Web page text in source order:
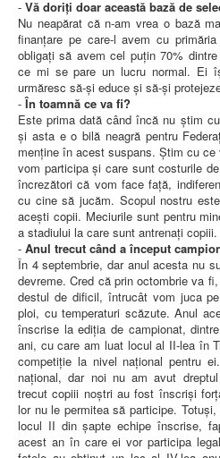
- Vă doriți doar această bază de
Nu neapărat că n-am vrea o bază
finanțare pe care-l avem cu
obligați să avem cel puțin 70%
ce mi se pare un lucru normal. Ei
urmăresc să-și educe și să-și
-În toamnă ce va fi?
Este prima dată când încă nu știm
și asta e o bilă neagră pentru
menține în acest suspans. Știm cu
vom participa și care sunt costurile
încrezători că vom face față,
cu cine să jucăm. Scopul nostru
acești copii. Meciurile sunt pentru
a stadiului la care sunt antrenați copiii.
- Anul trecut când a început
În 4 septembrie, dar anul acesta nu
devreme. Cred că prin octombrie va
destul de dificil, întrucât vom juca
ploi, cu temperaturi scăzute. Anul
înscrise la ediția de campionat,
ani, cu care am luat locul al II-lea în
competiție la nivel național pentru
național, dar noi nu am avut
trecut copiii noștri au fost înscriși
lor nu le permitea să participe.
locul II din șapte echipe înscrise,
acest an în care ei vor participa